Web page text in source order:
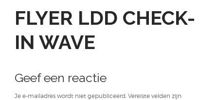
FLYER LDD CHECK-
IN WAVE
Geef een reactie
Je e-mailadres wordt niet gepubliceerd. Vereiste velden zijn